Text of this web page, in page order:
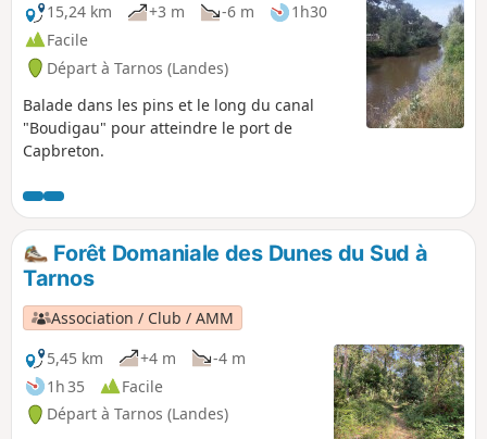
15,24 km
+3 m -6 m
1h30
Facile
Départ à Tarnos (Landes)
Balade dans les pins et le long du canal
"Boudigau" pour atteindre le port de
Capbreton.
Forêt Domaniale des Dunes du Sud à
Tarnos
Association / Club / AMM
5,45 km
+4 m
-4 m
1h 35
Facile
Départ à Tarnos (Landes)